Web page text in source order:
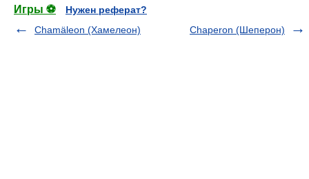
Игры ⚽
Нужен реферат?
Chamäleon (Хамелеон)
Chaperon (Шеперон)